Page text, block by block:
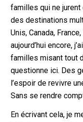
familles qui ne jurent
des destinations
Unis, Canada,
aujourd’hui encore,
familles misant tout
questionne ici. Des
l’espoir de revivre
Sans se rendre
En écrivant cela, je